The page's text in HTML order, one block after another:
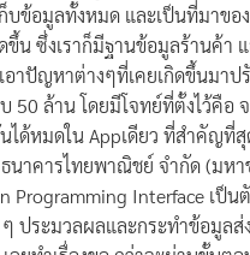
ก็บข้อมูลทั้งหมด และเป็นที่มาขอ
ขึ้น ซึ่งเราก็มีฐานข้อมูลร้านค้า
อาปัญหาต่างๆที่เคยเกิดขึ้นมาป
50 ล้าน โดยมีโจทย์ที่ตั้งไว้คือ จ
ได้หมดใน Appเดียว ที่สำคัญที่
ธนาคารไทยพาณิชย์ จำกัด (มห
Programming Interface เป็น
ประมวลผลและกระทำข้อมูล